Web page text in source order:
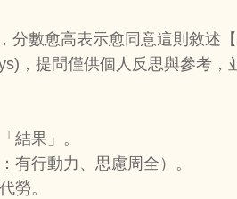
分數愈高表示愈同意這則敘述
，提問僅供個人反思與參考，
結果」。
有行動力、思慮周全）。
勞。